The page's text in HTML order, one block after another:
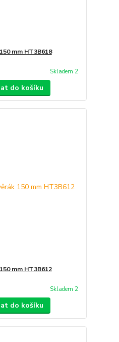
mm HT3B618
Skladem 2
do košíku
mm HT3B612
Skladem 2
do košíku